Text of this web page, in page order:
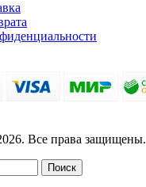
Все права защищены.
Поиск